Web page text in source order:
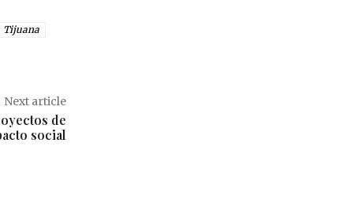
Tijuana
Next article
de
social